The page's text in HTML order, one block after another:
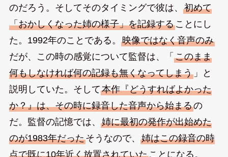
のだろう。そしてそのタイミングで彼は、 初めて
「おかしくなった姉の様子」を記録することにし
た。1992年のことである。 映像ではなく音声のみ
だが、この時の感覚について監督は、「 このまま
何もしなければ何の記録も無くなってしまう」と
説明していた。そして本作『どうすればよかった
か？』は、その時に録音した音声から始まるの
だ。監督の記憶では、 姉に最初の発作が出始めた
のが1983年だったそうなので、 姉はこの録音の時
点で既に10年近く放置されていたことになる。